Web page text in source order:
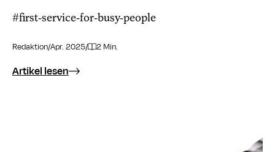
#first-service-for-busy-people
Redaktion/Apr. 2025/ 2 Min.
Artikel lesen